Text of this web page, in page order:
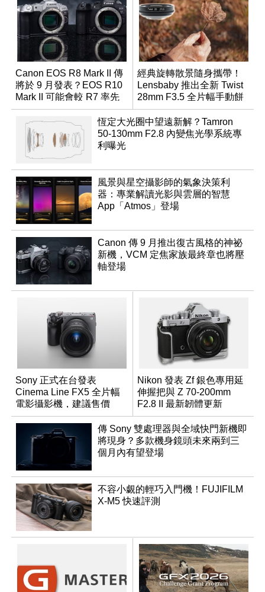
Canon EOS R8 Mark II 傳
將於 9 月發表？EOS R10
Mark II 可能會較 R7 率先
推出
經典旋轉散景隨身攜帶！
Lensbaby 推出全新 Twist
28mm F3.5 全片幅手動餅
乾鏡
恆定大光圈中望遠新解？Tamron
50-130mm F2.8 內變焦光學系統專
利曝光
風景與星空攝影師的氣象決策利
器：專業解讀光影與雲層的智慧
App「Atmos」登場
Canon 傳 9 月推出復古風格的神祕
新機，VCM 定焦家族最終章也將壓
軸登場
Sony 正式在台發表
Cinema Line FX5 全片幅
電影攝影機，建議售價
NT$144,980
Nikon 發表 Zf 銀色專用延
伸握把與 Z 70-200mm
F2.8 II 最新韌體更新
傳 Sony 雙處理器與全域快門新機即
將現身？多款機身鏡頭未來兩到三
個月內有望登場
不容小覷的輕巧入門機！FUJIFILM
X-M5 快速評測